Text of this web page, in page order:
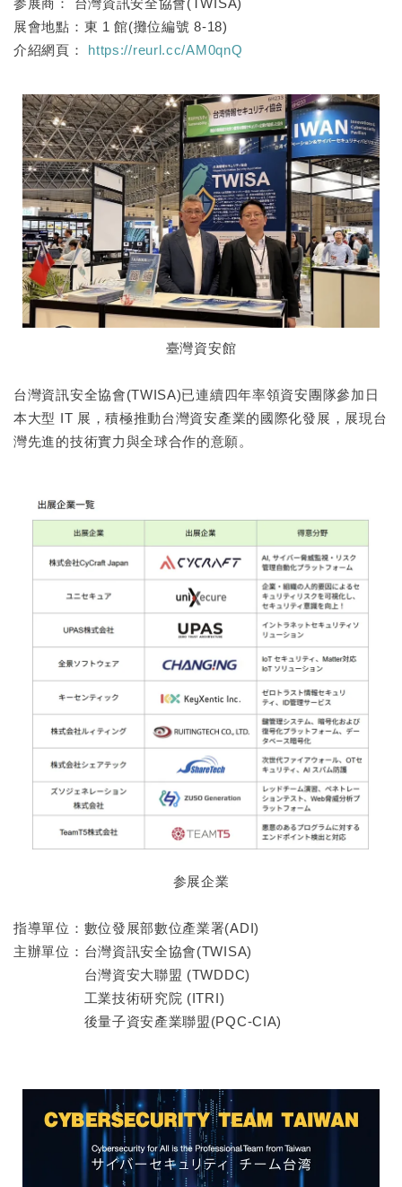
参展商： 台灣資訊安全協會(TWISA)
展會地點：東 1 館(攤位編號 8-18)
介紹網頁： https://reurl.cc/AM0qnQ
臺灣資安館
台灣資訊安全協會(TWISA)已連續四年率領資安團隊參加日
本大型 IT 展，積極推動台灣資安產業的國際化發展，展現台
灣先進的技術實力與全球合作的意願。
参展企業
指導單位：數位發展部數位產業署(ADI)
主辦單位：台灣資訊安全協會(TWISA)
台灣資安大聯盟 (TWDDC)
工業技術研究院 (ITRI)
後量子資安產業聯盟(PQC-CIA)